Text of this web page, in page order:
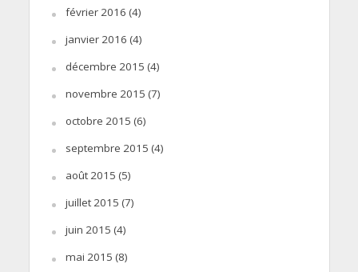
février 2016 (4)
janvier 2016 (4)
décembre 2015 (4)
novembre 2015 (7)
octobre 2015 (6)
septembre 2015 (4)
août 2015 (5)
juillet 2015 (7)
juin 2015 (4)
mai 2015 (8)